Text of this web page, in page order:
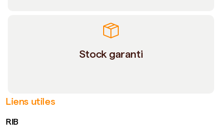
Stock garanti
Liens utiles
RIB